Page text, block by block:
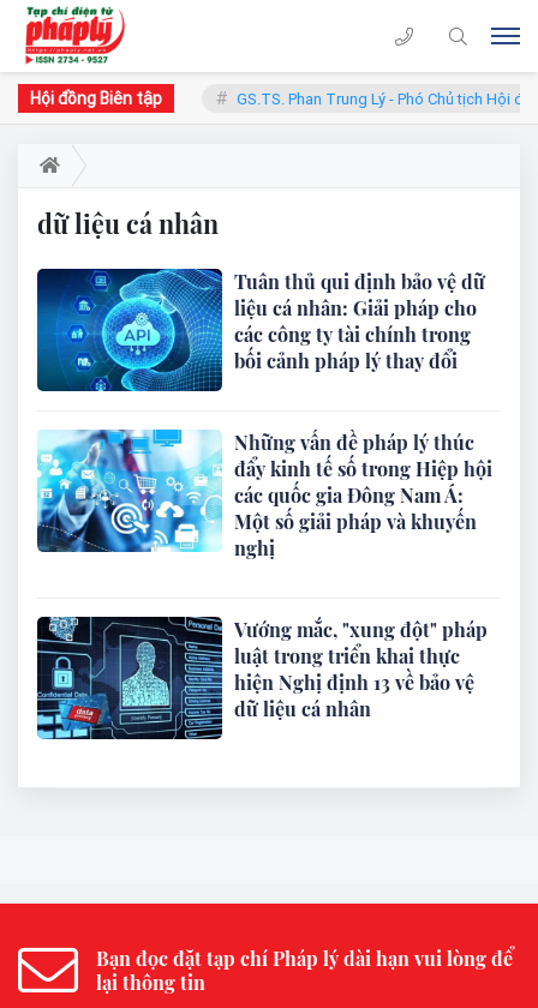
Hội đồng Biên tập
- Chủ tịch Hội đồng GS.TS. Phan Trung Lý - Phó Chủ tịch Hội
dữ liệu cá nhân
Tuân thủ qui định bảo vệ dữ
liệu cá nhân: Giải pháp cho
các công ty tài chính trong
bối cảnh pháp lý thay đổi
Những vấn đề pháp lý thúc
đẩy kinh tế số trong Hiệp hội
các quốc gia Đông Nam Á:
Một số giải pháp và khuyến
nghị
Vướng mắc, "xung đột" pháp
luật trong triển khai thực
hiện Nghị định 13 về bảo vệ
dữ liệu cá nhân
Bạn đọc đặt tạp chí Pháp lý dài hạn vui lòng để
lại thông tin